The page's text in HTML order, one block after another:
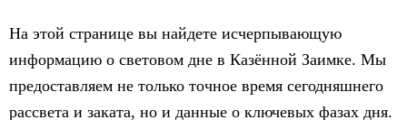
На этой странице вы найдете исчерпывающую
информацию о световом дне в Казённой Заимке. Мы
предоставляем не только точное время сегодняшнего
рассвета и заката, но и данные о ключевых фазах дня.